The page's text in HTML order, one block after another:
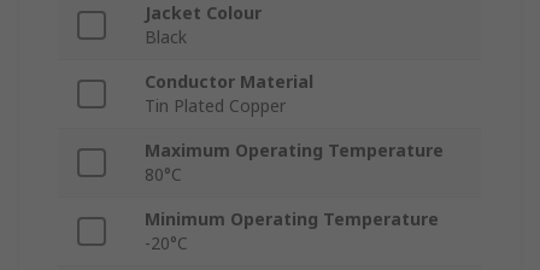
Jacket Colour
Black
Conductor Material
Tin Plated Copper
Maximum Operating Temperature
80°C
Minimum Operating Temperature
-20°C